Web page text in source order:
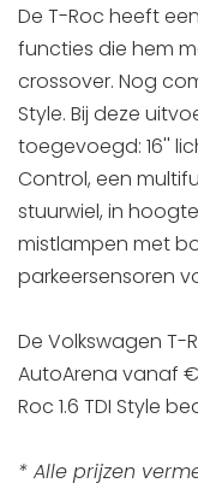
De T-Roc heeft
functies die hem
crossover. Nog
Style. Bij deze
toegevoegd: 16''
Control, een
stuurwiel, in
mistlampen met
parkeersensoren
De Volkswagen T-
AutoArena vanaf
Roc 1.6 TDI Style
* Alle prijzen